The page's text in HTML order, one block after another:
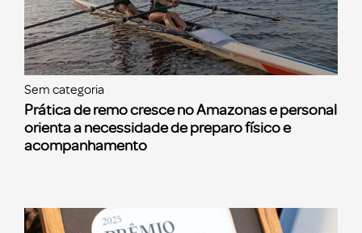
Sem categoria
Prática de remo cresce no Amazonas e personal
orienta a necessidade de preparo físico e
acompanhamento